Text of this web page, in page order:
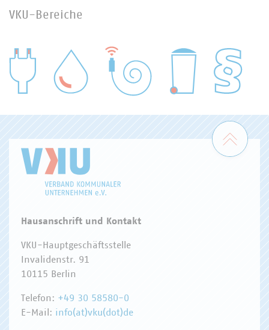
VKU-Bereiche
WASSER/ABWASSER
Zum
Hausanschrift und Kontakt
VKU-Hauptgeschäftsstelle
Invalidenstr. 91
10115 Berlin
Telefon: +49 30 58580-0
E-Mail: info(at)vku(dot)de